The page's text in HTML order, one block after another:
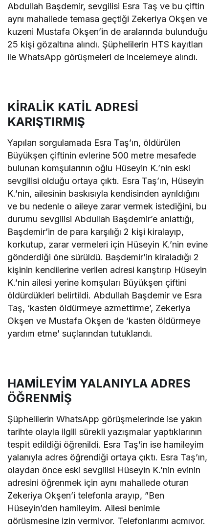
Abdullah Başdemir, sevgilisi Esra Taş ve bu çiftin
aynı mahallede temasa geçtiği Zekeriya Okşen ve
kuzeni Mustafa Okşen’in de aralarında bulunduğu
25 kişi gözaltına alındı. Şüphelilerin HTS kayıtları
ile WhatsApp görüşmeleri de incelemeye alındı.
KİRALİK KATİL ADRESİ
KARIŞTIRMIŞ
Yapılan sorgulamada Esra Taş’ın, öldürülen
Büyükşen çiftinin evlerine 500 metre mesafede
bulunan komşularının oğlu Hüseyin K.’nin eski
sevgilisi olduğu ortaya çıktı. Esra Taş’ın, Hüseyin
K.’nin, ailesinin baskısıyla kendisinden ayrıldığını
ve bu nedenle o aileye zarar vermek istediğini, bu
durumu sevgilisi Abdullah Başdemir’e anlattığı,
Başdemir’in de para karşılığı 2 kişi kiralayıp,
korkutup, zarar vermeleri için Hüseyin K.’nin evine
gönderdiği öne sürüldü. Başdemir’in kiraladığı 2
kişinin kendilerine verilen adresi karıştırıp Hüseyin
K.’nin ailesi yerine komşuları Büyükşen çiftini
öldürdükleri belirtildi. Abdullah Başdemir ve Esra
Taş, ‘kasten öldürmeye azmettirme’, Zekeriya
Okşen ve Mustafa Okşen de ‘kasten öldürmeye
yardım etme’ suçlarından tutuklandı.
HAMİLEYİM YALANIYLA ADRES
ÖĞRENMİŞ
Şüphelilerin WhatsApp görüşmelerinde ise yakın
tarihte olayla ilgili sürekli yazışmalar yaptıklarının
tespit edildiği öğrenildi. Esra Taş’in ise hamileyim
yalanıyla adres öğrendiği ortaya çıktı. Esra Taş’ın,
olaydan önce eski sevgilisi Hüseyin K.’nin evinin
adresini öğrenmek için aynı mahallede oturan
Zekeriya Okşen’i telefonla arayıp, ”Ben
Hüseyin’den hamileyim. Ailesi benimle
görüşmesine izin vermiyor. Telefonlarımı açmıyor.